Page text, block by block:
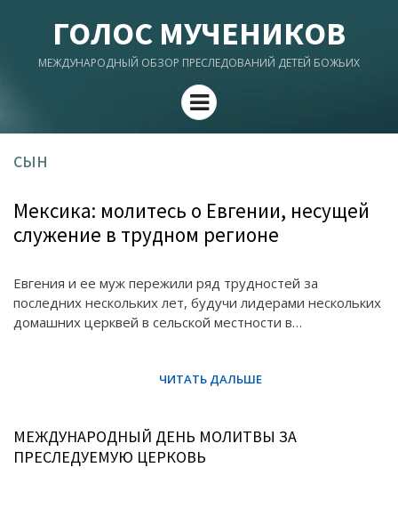
ГОЛОС МУЧЕНИКОВ
МЕЖДУНАРОДНЫЙ ОБЗОР ПРЕСЛЕДОВАНИЙ ДЕТЕЙ БОЖЬИХ
Menu
сын
Мексика: молитесь о Евгении, несущей
служение в трудном регионе
Евгения и ее муж пережили ряд трудностей за
последних нескольких лет, будучи лидерами нескольких
домашних церквей в сельской местности в…
МЕЖДУНАРОДНЫЙ ДЕНЬ МОЛИТВЫ ЗА
ПРЕСЛЕДУЕМУЮ ЦЕРКОВЬ